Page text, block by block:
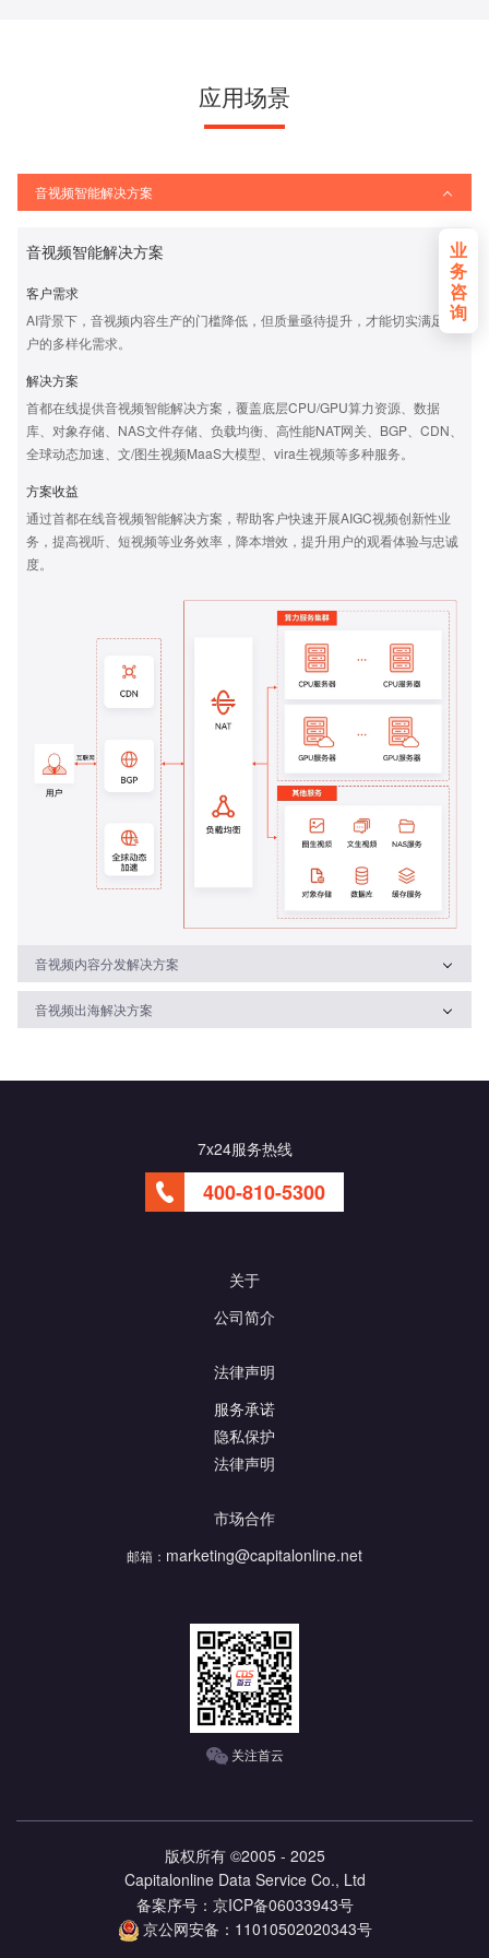
业
务
咨
询
应用场景
音视频智能解决方案
音视频智能解决方案
客户需求
AI背景下，音视频内容生产的门槛降低，但质量亟待提升，才能切实满足用
户的多样化需求。
解决方案
首都在线提供音视频智能解决方案，覆盖底层CPU/GPU算力资源、数据
库、对象存储、NAS文件存储、负载均衡、高性能NAT网关、BGP、CDN、
全球动态加速、文/图生视频MaaS大模型、vira生视频等多种服务。
方案收益
通过首都在线音视频智能解决方案，帮助客户快速开展AIGC视频创新性业
务，提高视听、短视频等业务效率，降本增效，提升用户的观看体验与忠诚
度。
音视频内容分发解决方案
音视频出海解决方案
7x24服务热线
400-810-5300
关于
公司简介
法律声明
服务承诺
隐私保护
法律声明
市场合作
邮箱： marketing@capitalonline.net
关注首云
版权所有 ©2005 - 2025
Capitalonline Data Service Co., Ltd
备案序号：京ICP备06033943号
京公网安备：11010502020343号